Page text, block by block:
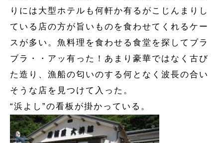
りには大型ホテルも何軒か有るがこじんまりし
ている店の方が旨いものを食わせてくれるケー
スが多い。魚料理を食わせる食堂を探してブラ
ブラ・・アッ有った！あまり豪華ではなく古び
た造り、漁船の匂いのする何となく波長の合い
そうな店を見つけて入った。
“浜よし”の看板が掛かっている。